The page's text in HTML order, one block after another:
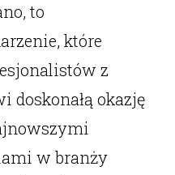
to
które
z
doskonałą okazję
w branży